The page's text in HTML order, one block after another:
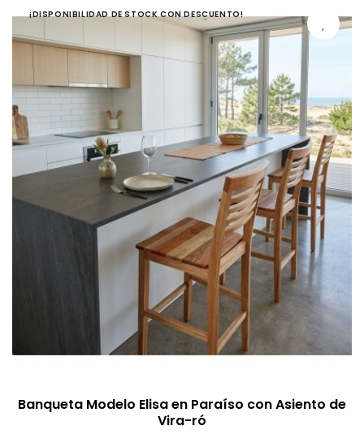
¡DISPONIBILIDAD DE STOCK CON DESCUENTO!
Banqueta Modelo Elisa en Paraíso con Asiento de
Vira-ró